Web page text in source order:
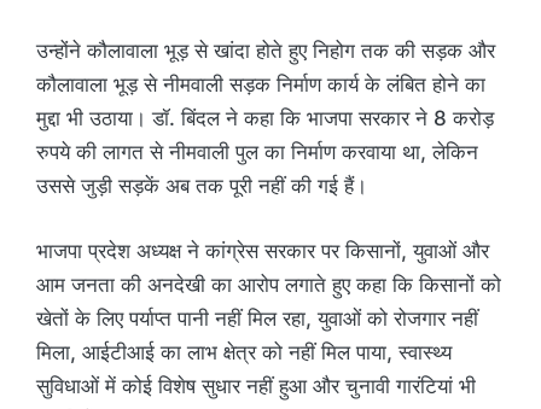
उन्होंने कौलावाला भूड़ से खांदा होते हुए निहोग तक की सड़क और
कौलावाला भूड़ से नीमवाली सड़क निर्माण कार्य के लंबित होने का
मुद्दा भी उठाया। डॉ. बिंदल ने कहा कि भाजपा सरकार ने 8 करोड़
रुपये की लागत से नीमवाली पुल का निर्माण करवाया था, लेकिन
उससे जुड़ी सड़कें अब तक पूरी नहीं की गई हैं।
भाजपा प्रदेश अध्यक्ष ने कांग्रेस सरकार पर किसानों, युवाओं और
आम जनता की अनदेखी का आरोप लगाते हुए कहा कि किसानों को
खेतों के लिए पर्याप्त पानी नहीं मिल रहा, युवाओं को रोजगार नहीं
मिला, आईटीआई का लाभ क्षेत्र को नहीं मिल पाया, स्वास्थ्य
सुविधाओं में कोई विशेष सुधार नहीं हुआ और चुनावी गारंटियां भी